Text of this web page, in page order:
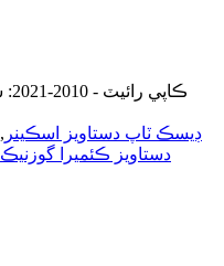
© ڪاپي رائيٽ - 2010-2021: سڀ حق محفوظ آهن.
ڊيسڪ ٽاپ دستاويز اسڪينر ,
دستاويز ڪئميرا گوزنيڪ